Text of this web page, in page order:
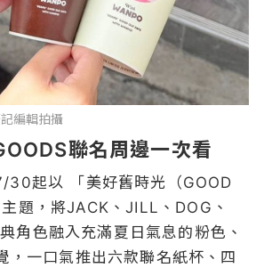
編輯拍攝
聯名周邊一次看
起以 「美好舊時光（GOOD
題，將JACK、JILL、DOG、
角色融入充滿夏日氣息的粉色、
，一口氣推出六款聯名紙杯、四